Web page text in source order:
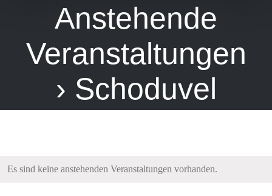
Anstehende
Veranstaltungen
› Schoduvel
Es sind keine anstehenden Veranstaltungen vorhanden.